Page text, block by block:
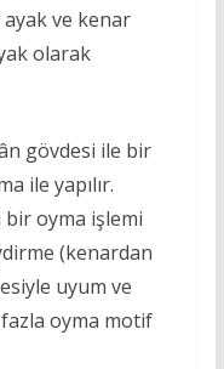
ayak ve kenar
olarak
gövdesi ile bir
ile yapılır.
oyma işlemi
(kenardan
uyum ve
oyma motif